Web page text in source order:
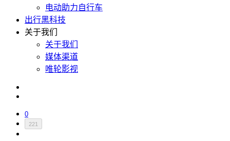
电动助力自行车
出行黑科技
关于我们
关于我们
媒体渠道
唯轮影视
0
221